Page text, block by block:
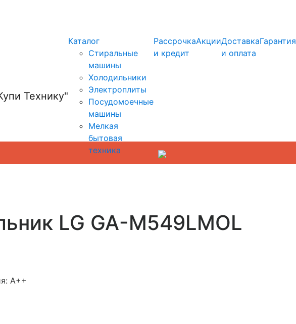
Каталог
Стиральные
машины
Холодильники
Электроплиты
Посудомоечные
машины
Мелкая
бытовая
техника
Рассрочка
и кредит
АкцииДоставка
и оплата
Гарантия
LG GA-M549LMOL
A++